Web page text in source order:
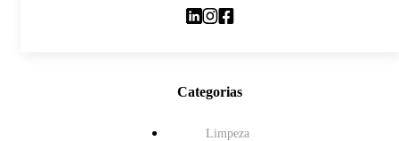
Categorias
Limpeza